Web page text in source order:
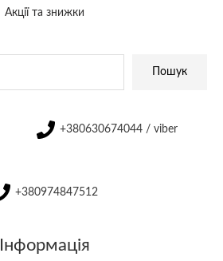
Акції та знижки
Пошук
+380630674044 / viber
+380974847512
Інформація